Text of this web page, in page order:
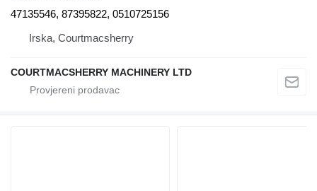
47135546, 87395822, 0510725156
Irska, Courtmacsherry
COURTMACSHERRY MACHINERY LTD